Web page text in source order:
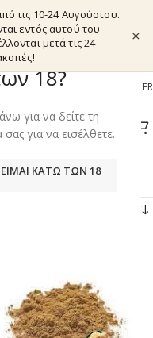
18?
για να δείτε τη
για να εισέλθετε.
ΕΊΜΑΙ ΚΆΤΩ ΤΩΝ 18
τις 10-24 Αυγούστου.
εντός αυτού του
μετά τις 24
×
EL FR
“MACA”